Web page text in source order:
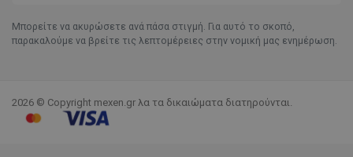
Μπορείτε να ακυρώσετε ανά πάσα στιγμή. Για αυτό το σκοπό,
παρακαλούμε να βρείτε τις λεπτομέρειες στην νομική μας ενημέρωση.
2026 © Copyright mexen.gr λα τα δικαιώματα διατηρούνται.